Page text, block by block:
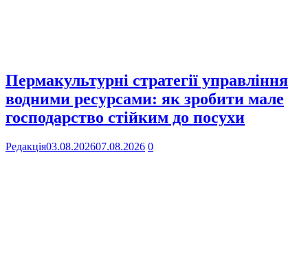
Пермакультурні стратегії управління
водними ресурсами: як зробити мале
господарство стійким до посухи
Редакція03.08.202607.08.2026 0